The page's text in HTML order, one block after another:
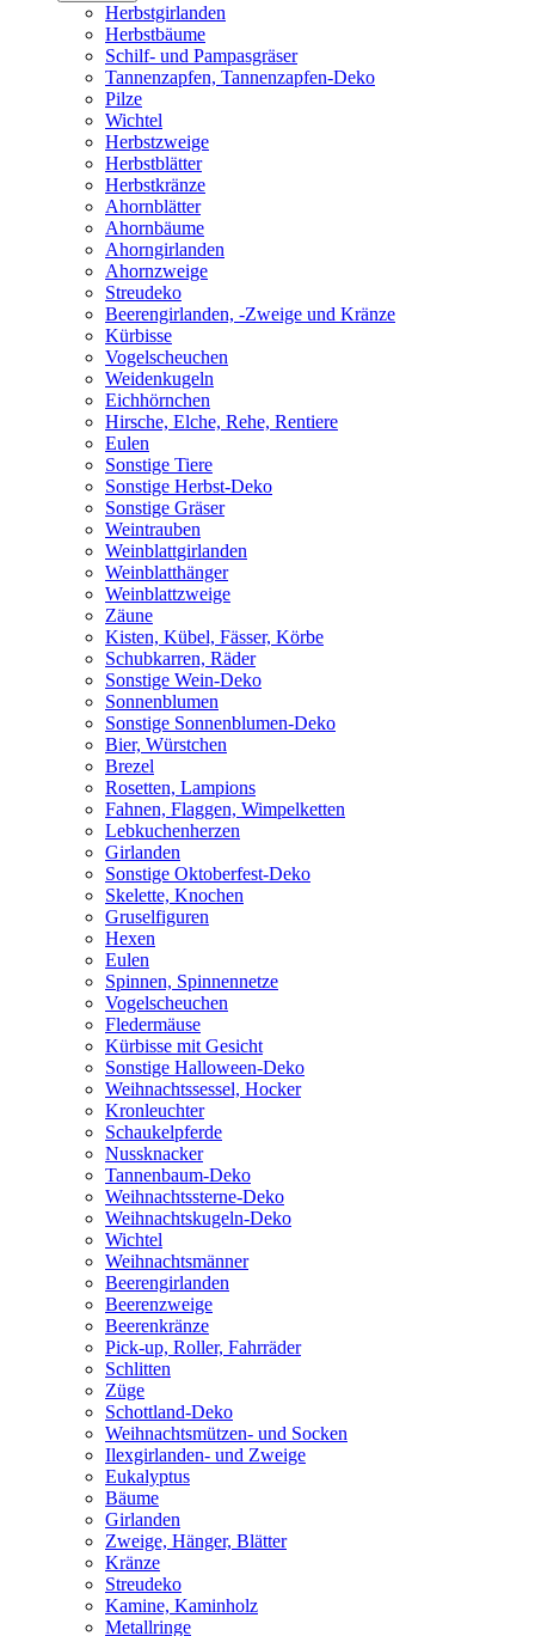
Herbstgirlanden
Herbstbäume
Schilf- und Pampasgräser
Tannenzapfen, Tannenzapfen-Deko
Pilze
Wichtel
Herbstzweige
Herbstblätter
Herbstkränze
Ahornblätter
Ahornbäume
Ahorngirlanden
Ahornzweige
Streudeko
Beerengirlanden, -Zweige und Kränze
Kürbisse
Vogelscheuchen
Weidenkugeln
Eichhörnchen
Hirsche, Elche, Rehe, Rentiere
Eulen
Sonstige Tiere
Sonstige Herbst-Deko
Sonstige Gräser
Weintrauben
Weinblattgirlanden
Weinblatthänger
Weinblattzweige
Zäune
Kisten, Kübel, Fässer, Körbe
Schubkarren, Räder
Sonstige Wein-Deko
Sonnenblumen
Sonstige Sonnenblumen-Deko
Bier, Würstchen
Brezel
Rosetten, Lampions
Fahnen, Flaggen, Wimpelketten
Lebkuchenherzen
Girlanden
Sonstige Oktoberfest-Deko
Skelette, Knochen
Gruselfiguren
Hexen
Eulen
Spinnen, Spinnennetze
Vogelscheuchen
Fledermäuse
Kürbisse mit Gesicht
Sonstige Halloween-Deko
Weihnachtssessel, Hocker
Kronleuchter
Schaukelpferde
Nussknacker
Tannenbaum-Deko
Weihnachtssterne-Deko
Weihnachtskugeln-Deko
Wichtel
Weihnachtsmänner
Beerengirlanden
Beerenzweige
Beerenkränze
Pick-up, Roller, Fahrräder
Schlitten
Züge
Schottland-Deko
Weihnachtsmützen- und Socken
Ilexgirlanden- und Zweige
Eukalyptus
Bäume
Girlanden
Zweige, Hänger, Blätter
Kränze
Streudeko
Kamine, Kaminholz
Metallringe